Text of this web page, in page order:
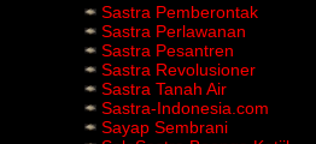
Sastra Pemberontak
Sastra Perlawanan
Sastra Pesantren
Sastra Revolusioner
Sastra Tanah Air
Sastra-Indonesia.com
Sayap Sembrani